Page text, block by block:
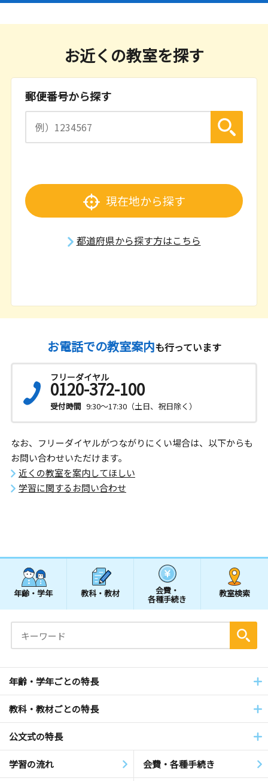
お近くの教室を探す
郵便番号から探す
現在地から探す
都道府県から探す方はこちら
お電話での教室案内も行っています
フリーダイヤル
0120-372-100
受付時間 9:30～17:30（土日、祝日除く）
なお、フリーダイヤルがつながりにくい場合は、以下からも
お問い合わせいただけます。
近くの教室を案内してほしい
学習に関するお問い合わせ
年齢・学年 教科・教材 会費・
各種手続き
教室検索
年齢・学年ごとの特長
教科・教材ごとの特長
公文式の特長
学習の流れ 会費・各種手続き